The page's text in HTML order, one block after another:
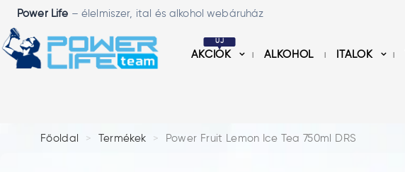
Power Life – élelmiszer, ital és alkohol webáruház
ÚJ
AKCIÓK ALKOHOL ITALOK
Főoldal Termékek Power Fruit Lemon Ice Tea 750ml DRS